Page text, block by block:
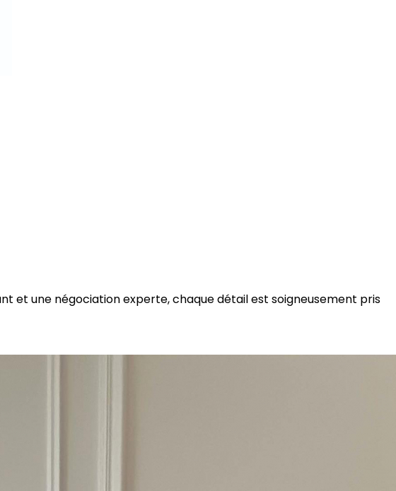
et une négociation experte, chaque détail est soigneusement pris